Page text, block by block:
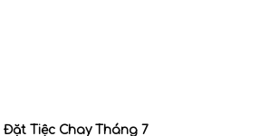
Đặt Tiệc Chay Tháng 7